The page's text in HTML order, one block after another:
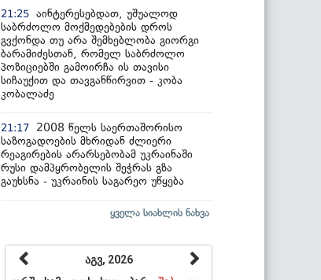
21:25 აინტერესებდათ, უშუალოდ
საბრძოლო მოქმედებების დროს
გვქონდა თუ არა შემხებლობა გიორგი
ბარამიძესთან, რომელ საბრძოლო
პოზიციებში გამოირჩა ის თავისი
სიჩაუქით და თავგანწირვით - კობა
კობალაძე
21:17
2008 წელს საერთაშორისო
საზოგადოების მხრიდან ძლიერი
რეაგირების არარსებობამ უკრაინაში
რუსი დამპყრობელის შეჭრას გზა
გაუხსნა - უკრაინის საგარეო უწყება
ყველა სიახლის ნახვა
აგვ, 2026